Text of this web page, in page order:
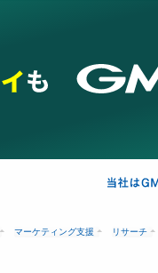
マーケティング支援 リサーチ